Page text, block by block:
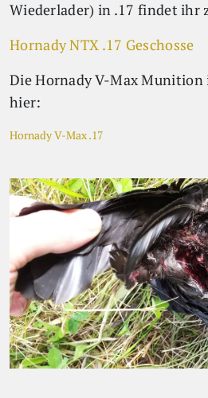
Wiederlader) in .17 findet ihr
Hornady NTX .17 Geschosse
Die Hornady V-Max Munition
hier:
Hornady V-Max .17